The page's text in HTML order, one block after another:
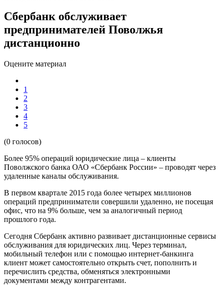
Сбербанк обслуживает
предпринимателей Поволжья
дистанционно
Оцените материал
1
2
3
4
5
(0 голосов)
Более 95% операций юридические лица – клиенты
Поволжского банка ОАО «Сбербанк России» – проводят через
удаленные каналы обслуживания.
В первом квартале 2015 года более четырех миллионов
операций предприниматели совершили удаленно, не посещая
офис, что на 9% больше, чем за аналогичный период
прошлого года.
Сегодня Сбербанк активно развивает дистанционные сервисы
обслуживания для юридических лиц. Через терминал,
мобильный телефон или с помощью интернет-банкинга
клиент может самостоятельно открыть счет, пополнить и
перечислить средства, обменяться электронными
документами между контрагентами.